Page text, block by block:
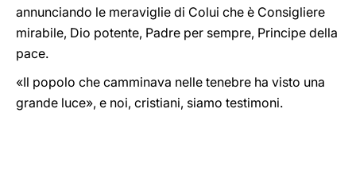
annunciando le meraviglie di Colui che è Consigliere
mirabile, Dio potente, Padre per sempre, Principe della
pace.
«Il popolo che camminava nelle tenebre ha visto una
grande luce», e noi, cristiani, siamo testimoni.